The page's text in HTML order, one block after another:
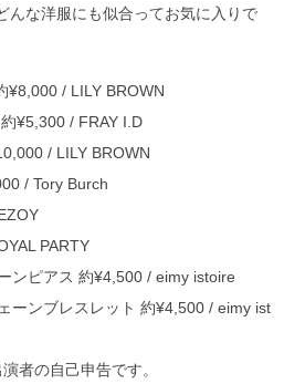
んな洋服にも似合ってお気に入りで
¥8,000 / LILY BROWN
¥5,300 / FRAY I.D
/ LILY BROWN
/ Tory Burch
PARTY
ンピアス 約¥4,500 / eimy istoire
ーンブレスレット 約¥4,500 / eimy ist
者の自己申告です。